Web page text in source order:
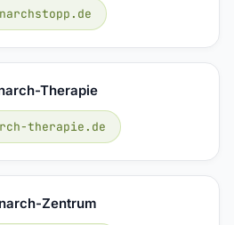
Therapie
therapie.de
Zentrum